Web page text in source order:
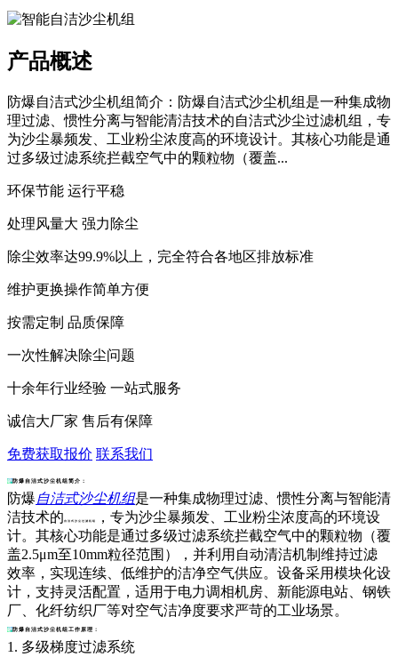
产品概述
防爆自洁式沙尘机组简介：防爆自洁式沙尘机组是一种集成物
理过滤、惯性分离与智能清洁技术的自洁式沙尘过滤机组，专
为沙尘暴频发、工业粉尘浓度高的环境设计。其核心功能是通
过多级过滤系统拦截空气中的颗粒物（覆盖...
环保节能 运行平稳
处理风量大 强力除尘
除尘效率达99.9%以上，完全符合各地区排放标准
维护更换操作简单方便
按需定制 品质保障
一次性解决除尘问题
十余年行业经验 一站式服务
诚信大厂家 售后有保障
免费获取报价 联系我们
防爆自洁式沙尘机组简介：
防爆自洁式沙尘机组是一种集成物理过滤、惯性分离与智能清
洁技术的
自洁式沙尘过滤机组
，专为沙尘暴频发、工业粉尘浓度高的环境设
计。其核心功能是通过多级过滤系统拦截空气中的颗粒物（覆
盖2.5μm至10mm粒径范围），并利用自动清洁机制维持过滤
效率，实现连续、低维护的洁净空气供应。设备采用模块化设
计，支持灵活配置，适用于电力调相机房、新能源电站、钢铁
厂、化纤纺织厂等对空气洁净度要求严苛的工业场景。
防爆自洁式沙尘机组工作原理：
1. 多级梯度过滤系统